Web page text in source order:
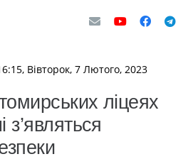
Вівторок, 7 Лютого, 2023
ліцеях
з’являться